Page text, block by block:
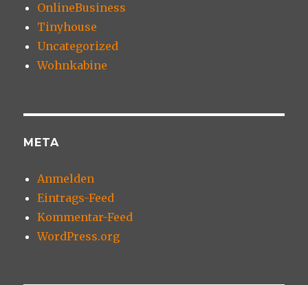
OnlineBusiness
Tinyhouse
Uncategorized
Wohnkabine
META
Anmelden
Eintrags-Feed
Kommentar-Feed
WordPress.org